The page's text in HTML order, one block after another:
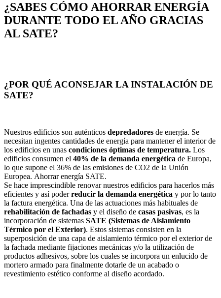
¿SABES CÓMO AHORRAR ENERGÍA
DURANTE TODO EL AÑO GRACIAS
AL SATE?
¿POR QUÉ ACONSEJAR LA INSTALACIÓN DE
SATE?
Nuestros edificios son auténticos depredadores de energía. Se
necesitan ingentes cantidades de energía para mantener el interior de
los edificios en unas condiciones óptimas de temperatura. Los
edificios consumen el 40% de la demanda energética de Europa,
lo que supone el 36% de las emisiones de CO2 de la Unión
Europea. Ahorrar energía SATE.
Se hace imprescindible renovar nuestros edificios para hacerlos más
eficientes y así poderreducir la demanda energética y por lo tanto
la factura energética. Una de las actuaciones más habituales de
rehabilitación de fachadas y el diseño de casas pasivas, es la
incorporación de sistemas SATE (Sistemas de Aislamiento
Térmico por el Exterior). Estos sistemas consisten en la
superposición de una capa de aislamiento térmico por el exterior de
la fachada mediante fijaciones mecánicas y/o la utilización de
productos adhesivos, sobre los cuales se incorpora un enlucido de
mortero armado para finalmente dotarle de un acabado o
revestimiento estético conforme al diseño acordado.